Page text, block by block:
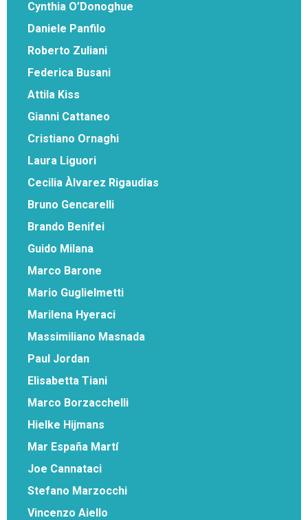
Cynthia O’Donoghue
Daniele Panfilo
Roberto Zuliani
Federica Busani
Attila Kiss
Gianni Cattaneo
Cristiano Ornaghi
Laura Liguori
Cecilia Àlvarez Rigaudias
Bruno Gencarelli
Brando Benifei
Guido Milana
Marco Barone
Mario Guglielmetti
Marilena Hyeraci
Massimiliano Masnada
Paul Jordan
Elisabetta Tiani
Marco Borzacchelli
Hielke Hijmans
Mar España Martí
Joe Cannataci
Stefano Marzocchi
Vincenzo Aiello